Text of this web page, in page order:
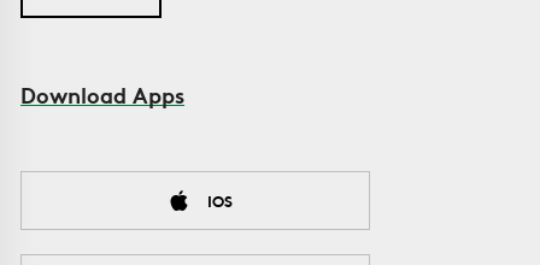
Download Apps
IOS